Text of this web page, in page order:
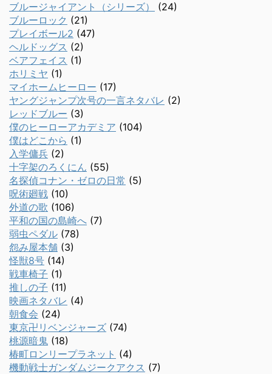
ブルージャイアント（シリーズ）
(24)
ブルーロック (21)
プレイボール2 (47)
ヘルドッグス (2)
ベアフェイス (1)
ホリミヤ (1)
マイホームヒーロー (17)
ヤングジャンプ次号の一言ネタバレ (2)
レッドブルー (3)
僕のヒーローアカデミア (104)
僕はどこから (1)
入学傭兵 (2)
十字架のろくにん (55)
名探偵コナン・ゼロの日常 (5)
呪術廻戦 (10)
外道の歌 (106)
平和の国の島崎へ (7)
弱虫ペダル (78)
怨み屋本舗 (3)
怪獣8号 (14)
戦車椅子 (1)
推しの子 (11)
映画ネタバレ (4)
朝食会 (24)
東京卍リベンジャーズ (74)
桃源暗鬼 (18)
椿町ロンリープラネット (4)
機動戦士ガンダムジークアクス (7)